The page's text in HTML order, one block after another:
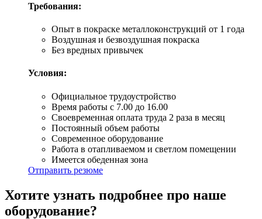
Требования:
Опыт в покраске металлоконструкций от 1 года
Воздушная и безвоздушная покраска
Без вредных привычек
Условия:
Официальное трудоустройство
Время работы с 7.00 до 16.00
Своевременная оплата труда 2 раза в месяц
Постоянный объем работы
Современное оборудование
Работа в отапливаемом и светлом помещении
Имеется обеденная зона
Отправить резюме
Хотите узнать подробнее про наше
оборудование?